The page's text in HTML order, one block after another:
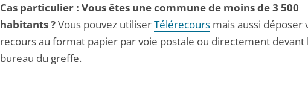
Cas particulier : Vous êtes une commune de moins de 3 500
habitants ?Vous pouvez utiliserTélérecours mais aussi déposer
recours au format papier par voie postale ou directement devant
bureau du greffe.